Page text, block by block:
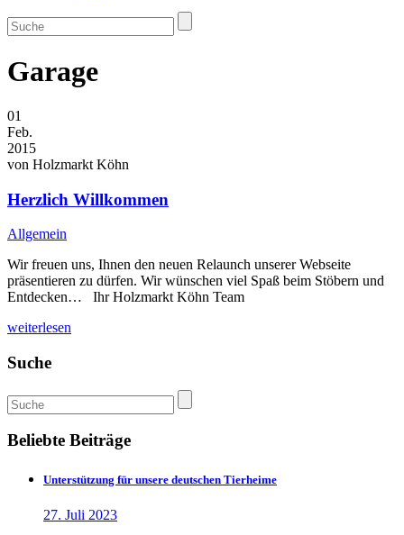
Garage
01
Feb.
2015
von Holzmarkt Köhn
Herzlich Willkommen
Allgemein
Wir freuen uns, Ihnen den neuen Relaunch unserer Webseite
präsentieren zu dürfen. Wir wünschen viel Spaß beim Stöbern und
Entdecken… Ihr Holzmarkt Köhn Team
weiterlesen
Suche
Beliebte Beiträge
Unterstützung für unsere deutschen Tierheime
27. Juli 2023